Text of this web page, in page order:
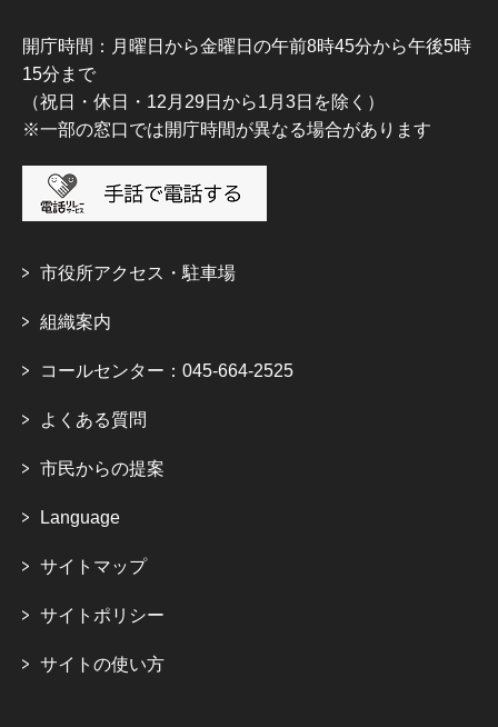
開庁時間：月曜日から金曜日の午前8時45分から午後5時
15分まで
（祝日・休日・12月29日から1月3日を除く）
※一部の窓口では開庁時間が異なる場合があります
市役所アクセス・駐車場
組織案内
コールセンター：045-664-2525
よくある質問
市民からの提案
Language
サイトマップ
サイトポリシー
サイトの使い方